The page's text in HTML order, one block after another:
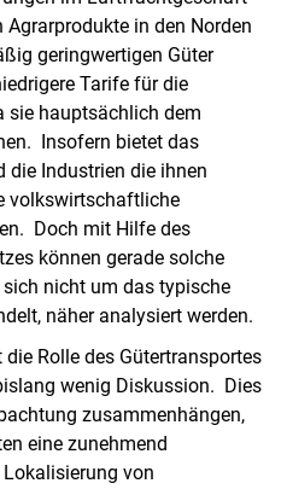
in den Norden
geringwertigen Güter
Tarife für die
sie hauptsächlich dem
Insofern bietet das
die Industrien die ihnen
volkswirtschaftliche
Doch mit Hilfe des
können gerade solche
nicht um das typische
näher analysiert werden.
Rolle des Gütertransportes
wenig Diskussion. Dies
zusammenhängen,
eine zunehmend
von